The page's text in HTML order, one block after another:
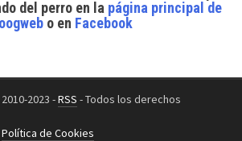
del perroen la página principal de
o en Facebook
2023 -RSS - Todos los derechos
Política de Cookies